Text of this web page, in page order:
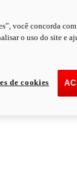
você concorda
o uso do site e
de cookies